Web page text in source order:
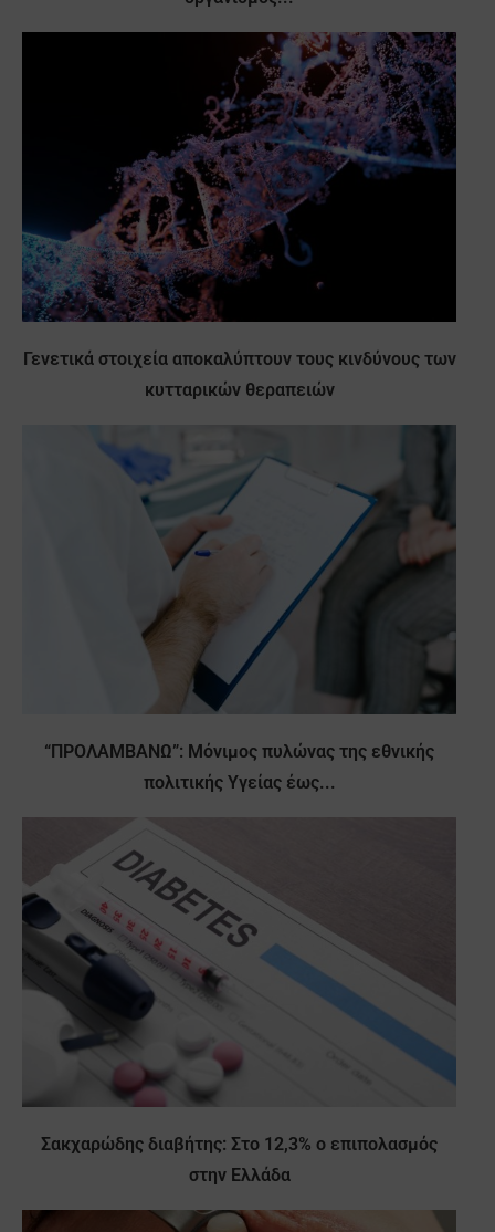
Γενετικά στοιχεία αποκαλύπτουν τους κινδύνους των
κυτταρικών θεραπειών
“ΠΡΟΛΑΜΒΑΝΩ”: Μόνιμος πυλώνας της εθνικής
πολιτικής Υγείας έως...
Σακχαρώδης διαβήτης: Στο 12,3% ο επιπολασμός
στην Ελλάδα